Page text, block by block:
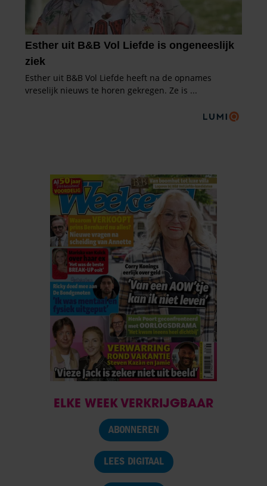
ELKE WEEK VERKRIJGBAAR
ABONNEREN
LEES DIGITAAL